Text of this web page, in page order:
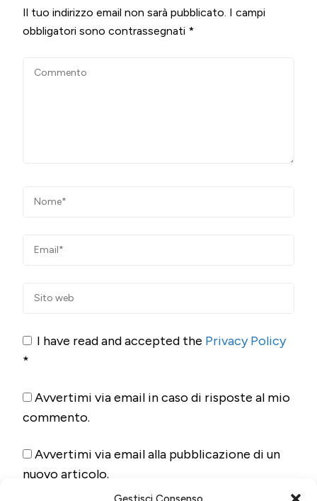
Il tuo indirizzo email non sarà pubblicato. I campi
obbligatori sono contrassegnati *
I have read and accepted the Privacy Policy
*
Avvertimi via email in caso di risposte al mio
commento.
Avvertimi via email alla pubblicazione di un
nuovo articolo.